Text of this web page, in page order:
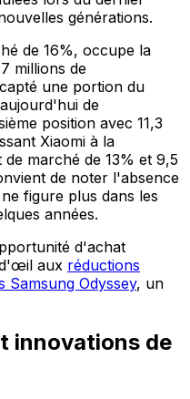
générations.
de 16%, occupe la
millions de
une portion du
de
position avec 11,3
Xiaomi à la
marché de 13% et 9,5
de noter l'absence
figure plus dans les
années.
d'achat
aux réductions
Samsung Odyssey, un
innovations de